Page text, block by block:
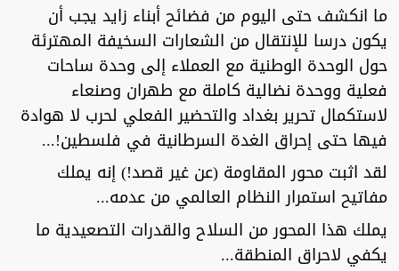
ما انكشف حتى اليوم من فضائح أبناء زايد يجب أن
يكون درسا للإنتقال من الشعارات السخيفة المهترئة
حول الوحدة الوطنية مع العملاء إلى وحدة ساحات
فعلية ووحدة نضالية كاملة مع طهران وصنعاء
لاستكمال تحرير بغداد والتحضير الفعلي لحرب لا هوادة
فيها حتى إحراق الغدة السرطانية في فلسطين!...
لقد اثبت محور المقاومة (عن غير قصد!) إنه يملك
مفاتيح استمرار النظام العالمي من عدمه...
يملك هذا المحور من السلاح والقدرات التصعيدية ما
يكفي لاحراق المنطقة...